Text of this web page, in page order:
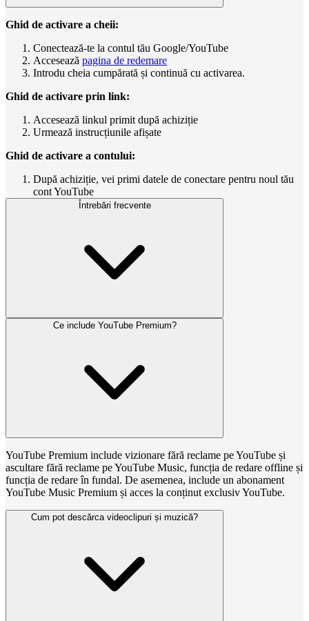
Ghid de activare a cheii:
Conectează-te la contul tău Google/YouTube
Accesează pagina de redemare
Introdu cheia cumpărată și continuă cu activarea.
Ghid de activare prin link:
Accesează linkul primit după achiziție
Urmează instrucțiunile afișate
Ghid de activare a contului:
După achiziție, vei primi datele de conectare pentru noul tău
cont YouTube
Întrebări frecvente
Ce include YouTube Premium?
YouTube Premium include vizionare fără reclame pe YouTube și
ascultare fără reclame pe YouTube Music, funcția de redare offline și
funcția de redare în fundal. De asemenea, include un abonament
YouTube Music Premium și acces la conținut exclusiv YouTube.
Cum pot descărca videoclipuri și muzică?